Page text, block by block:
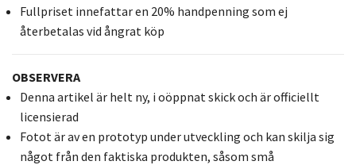
Fullpriset innefattar en 20% handpenning som ej
återbetalas vid ångrat köp
OBSERVERA
Denna artikel är helt ny, i oöppnat skick och är officiellt
licensierad
Fotot är av en prototyp under utveckling och kan skilja sig
något från den faktiska produkten, såsom små